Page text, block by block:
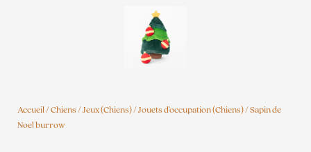
Accueil/Chiens/Jeux (Chiens)/Jouets d'occupation (Chiens)/ Sapin de
Noel burrow